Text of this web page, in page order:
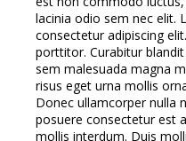
lacinia odio sem nec elit.
consectetur adipiscing
porttitor. Curabitur
sem malesuada magna
risus eget urna mollis
Donec ullamcorper nulla
posuere consectetur est
mollis interdum. Duis